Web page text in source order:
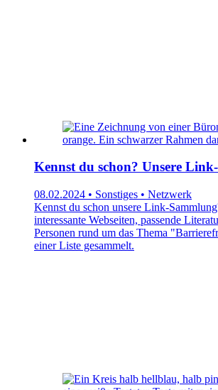
Kennst du schon? Unsere
08.02.2024 • Sonstiges • Netzwerk
Kennst du schon unsere Link-
interessante Webseiten, passende
Personen rund um das Thema
einer Liste gesammelt.